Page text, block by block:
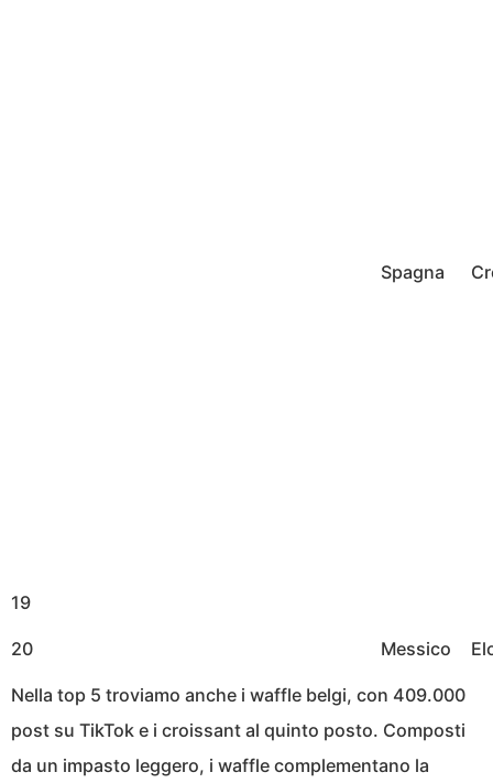
19
Spagna
20 Messico
Nella top 5 troviamo anche i waffle belgi, con 409.000
post su TikTok e i croissant al quinto posto. Composti
da un impasto leggero, i waffle complementano la